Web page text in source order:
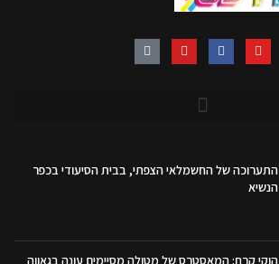
התערוכה של החשמלאי הצפתי, בבית הסיעודי בכפר
הנשיא
הוקי קרח: המאסטרס של מטולה מסיימים עונה בגאווה